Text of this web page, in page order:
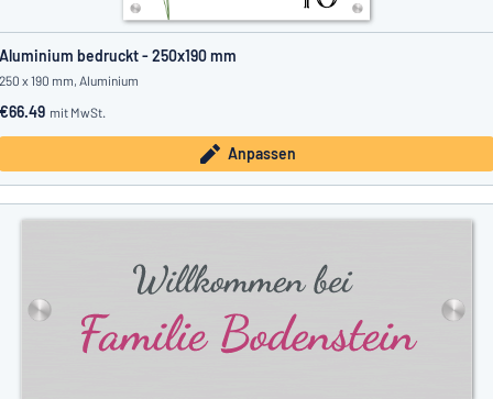
Aluminium bedruckt - 250x190 mm
250 x 190 mm, Aluminium
€66.49 mit MwSt.
Anpassen